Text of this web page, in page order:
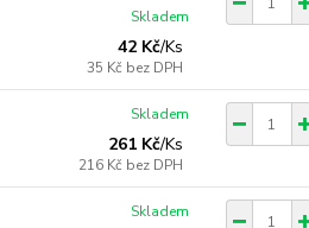
42 Kč/Ks
35 Kč bez DPH
Skladem
261 Kč/Ks
216 Kč bez DPH
Skladem
Skladem